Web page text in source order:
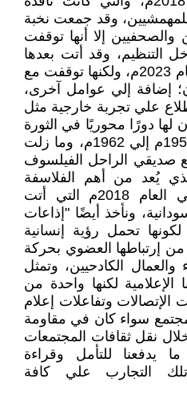
وقد جمعت نخبة
إلا أنها توقفت
التنظيم، وقد أتت بعدها
"صحيفة رؤية جديدة" في العام 2023م، ولكنها توقفت مع
إضافة إلي عوامل آخرى،
علي تجربة خارجية مثل
دورًا محوريًا في الثورة
الجزائرية خلال الفترة من 1954م إلي 1962م، وما زلت
صديقي الراحل الفيلسوف
يُعد من أهم الفلاسفة
المنظرين لثورة الجزائر في العام 2018م التي أتت
ونأخذ أيضًا "إذاعات
تحمل رؤية إنسانية
إرتباطها العضوي بحركة
الكادحيين، وتمثل
لكنها واحدة من
الإتصالات وتفاعلات إعلام
سواء كان في مقاومة
خلال نقل ثقافات المجتمعات
يدفعنا للتأمل وقراءة
تلك التجارب علي كافة